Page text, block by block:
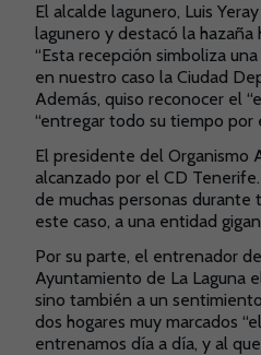
El alcalde lagunero, Luis
lagunero y destacó la
“Esta recepción simboliza
en nuestro caso la Ciudad
Además, quiso reconocer el
“entregar todo su tiempo por
El presidente del Organismo
alcanzado por el CD
de muchas personas durante
este caso, a una entidad
Por su parte, el entrenador
Ayuntamiento de La Laguna
sino también a un
dos hogares muy marcados
entrenamos día a día, y al